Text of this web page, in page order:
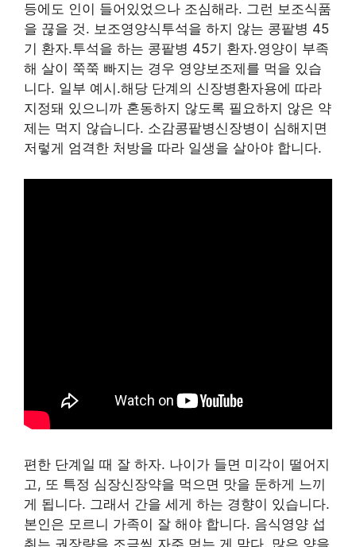
등에도 인이 들어있었으나 조심해라. 그런 보조식품
을 끊을 것. 보조영양식투석을 하지 않는 콩팥병 45
기 환자.투석을 하는 콩팥병 45기 환자.영양이 부족
해 살이 쭉쭉 빠지는 경우 영양보조제를 먹을 있습
니다. 일부 예시.해당 단계의 신장병환자용에 따라
지정돼 있으니까 혼동하지 않도록 필요하지 않은 약
제는 먹지 않습니다. 소감콩팥병신장병이 심해지면
저렇게 엄격한 처방을 따라 일생을 살아야 합니다.
편한 단계일 때 잘 하자. 나이가 들면 미각이 떨어지
고, 또 특정 심장신장약을 먹으면 맛을 둔하게 느끼
게 됩니다. 그래서 간을 세게 하는 경향이 있습니다.
본인은 모르니 가족이 잘 해야 합니다. 음식영양 섭
취는 권장량을 조금씩 자주 먹는 게 맞다. 많은 양을